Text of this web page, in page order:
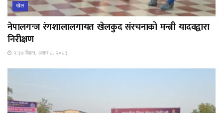
खेल
नेपालगन्ज रंगशालालगायत खेलकुद संरचनाको मन्त्री यादवद्वारा
निरीक्षण
२:३७ बिहान, असार ८, २०८३